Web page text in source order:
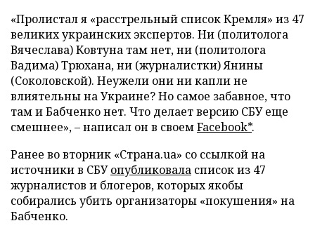
«Пролистал я «расстрельный список Кремля» из 47
великих украинских экспертов. Ни (политолога
Вячеслава) Ковтуна там нет, ни (политолога
Вадима) Трюхана, ни (журналистки) Янины
(Соколовской). Неужели они ни капли не
влиятельны на Украине? Но самое забавное, что
там и Бабченко нет. Что делает версию СБУ еще
смешнее», – написал он в своемFacebook*.
Ранее во вторник «Страна.ua» со ссылкой на
источники в СБУопубликовала список из 47
журналистов и блогеров, которых якобы
собирались убить организаторы «покушения» на
Бабченко.